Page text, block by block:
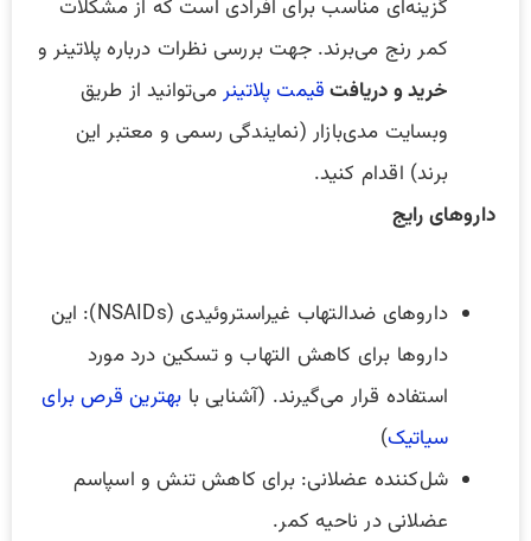
گزینه‌ای مناسب برای افرادی است که از مشکلات
کمر رنج می‌برند. جهت بررسی نظرات درباره پلاتینر و
خرید و دریافتقیمت پلاتینر می‌توانید از طریق
وبسایت مدی‌بازار (نمایندگی رسمی و معتبر این
برند) اقدام کنید.
داروهای رایج
داروهای ضدالتهاب غیراستروئیدی (NSAIDs): این
داروها برای کاهش التهاب و تسکین درد مورد
استفاده قرار می‌گیرند. (آشنایی با بهترین قرص برای
سیاتیک)
شل‌کننده عضلانی: برای کاهش تنش و اسپاسم
عضلانی در ناحیه کمر.